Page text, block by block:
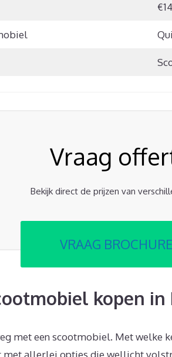
Vraag
Bekijk direct de prijzen van
VRAAG
kopen
met een scootmobiel. Met welke
met allerlei opties die wellicht